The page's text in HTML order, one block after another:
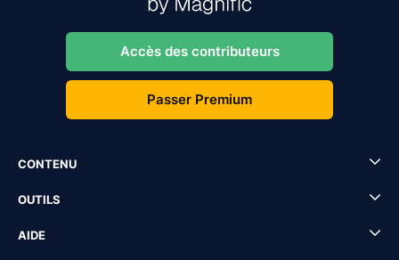
Accès des contributeurs
Passer Premium
CONTENU
OUTILS
AIDE